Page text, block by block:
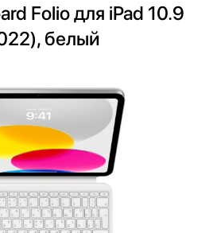
Folio для iPad 10.9
белый